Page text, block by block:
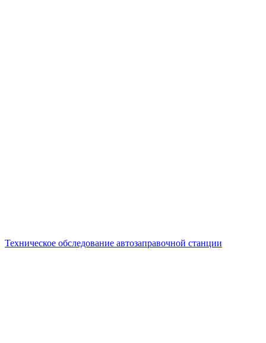
Техническое обследование автозаправочной станции